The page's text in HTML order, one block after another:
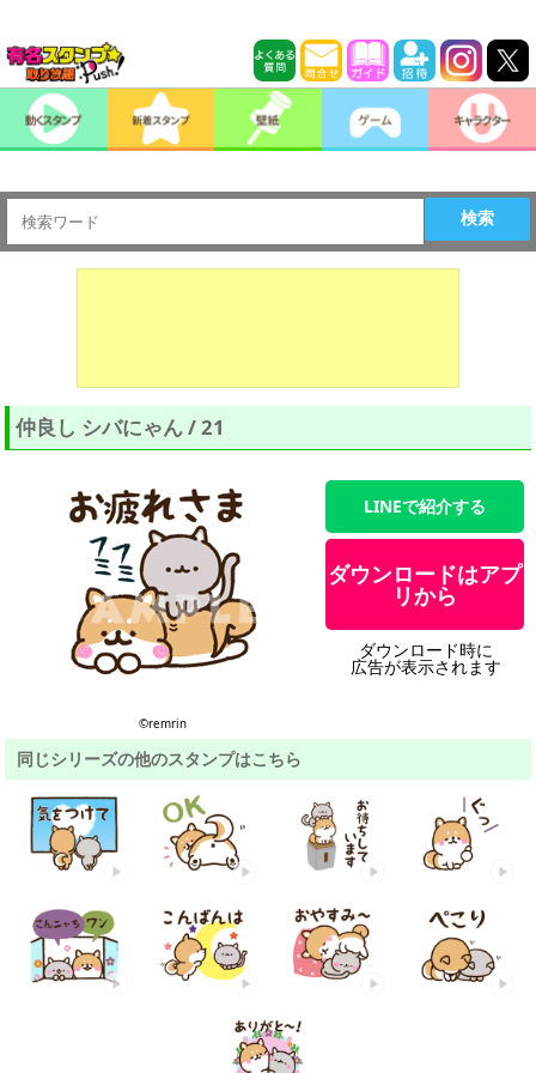
検索
仲良し シバにゃん / 21
©remrin
LINEで紹介する
ダウンロードはアプ
リから
ダウンロード時に
広告が表示されます
同じシリーズの他のスタンプはこちら